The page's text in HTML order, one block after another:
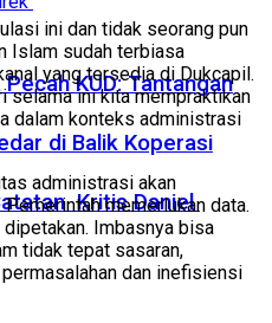
KUD: Tantangan
di Balik Koperasi
Kritis Daniel
ini dan tidak seorang pun
Islam sudah terbiasa
yang tersedia di Dukcapil.
selama ini kita mempraktikan
dalam konteks administrasi
administrasi akan
memerlukan data.
Imbasnya bisa
tidak tepat sasaran,
dan inefisiensi